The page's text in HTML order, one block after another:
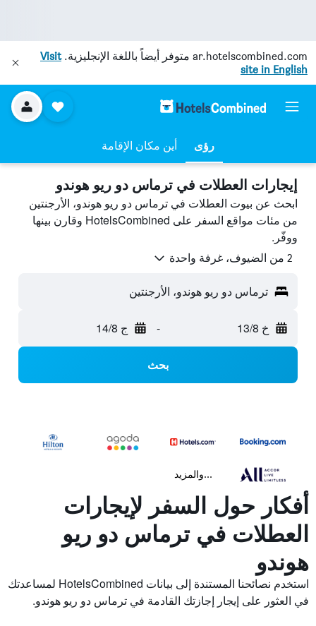
ar.hotelscombined.com متوفر أيضاً باللغة الإنجليزية.Visit
site in English
رؤى أين مكان الإقامة
إيجارات العطلات في ترماس دو ريو هوندو
ابحث عن بيوت العطلات في ترماس دو ريو هوندو، الأرجنتين
من مئات مواقع السفر على HotelsCombined وقارن بينها
ووفّر.
2 من الضيوف، غرفة واحدة
ترماس دو ريو هوندو، الأرجنتين
خ 13/8 - ج 14/8
بحث
...والمزيد
أفكار حول السفر لإيجارات
العطلات في ترماس دو ريو
هوندو
استخدم نصائحنا المستندة إلى بيانات HotelsCombined لمساعدتك
في العثور على إيجار إجازتك القادمة في ترماس دو ريو هوندو.